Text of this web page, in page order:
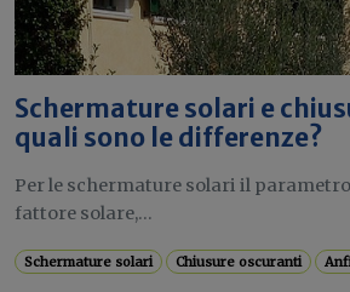
Schermature solari e
quali sono le differenze?
Per le schermature solari il
fattore solare,...
Schermature solari Chiusure oscuranti